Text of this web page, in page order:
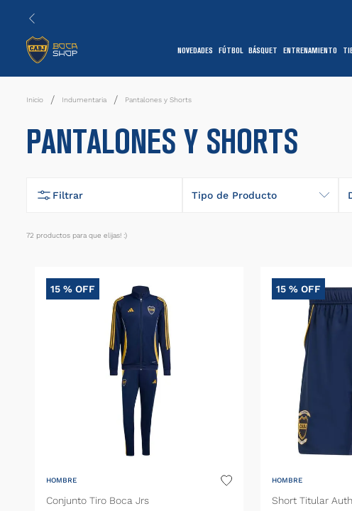
NOVEDADES FÚTBOL BÁSQUET ENTRENAMIENTO
Indumentaria Pantalones y Shorts
PANTALONES Y SHORTS
Filtrar Tipo de Producto
72 productos
15 % OFF
HOMBRE
Conjunto Tiro Boca Jrs
15 % OFF
HOMBRE
Short Titular
.
9.
10